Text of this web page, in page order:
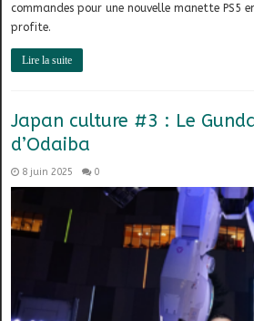
commandes pour une nouvelle manette PS5
profite.
Lire la suite
Japan culture #3 : Le
d’Odaiba
8 juin 2025 0